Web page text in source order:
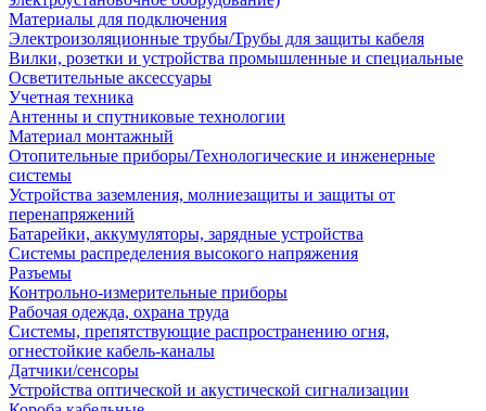
Материалы для подключения
Электроизоляционные трубы/Трубы для защиты кабеля
Вилки, розетки и устройства промышленные и специальные
Осветительные аксессуары
Учетная техника
Антенны и спутниковые технологии
Материал монтажный
Отопительные приборы/Технологические и инженерные
системы
Устройства заземления, молниезащиты и защиты от
перенапряжений
Батарейки, аккумуляторы, зарядные устройства
Системы распределения высокого напряжения
Разъемы
Контрольно-измерительные приборы
Рабочая одежда, охрана труда
Системы, препятствующие распространению огня,
огнестойкие кабель-каналы
Датчики/сенсоры
Устройства оптической и акустической сигнализации